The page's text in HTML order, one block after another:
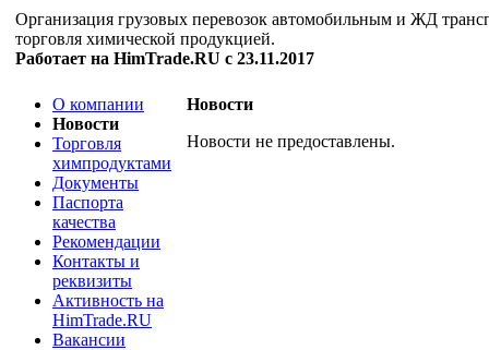
Организация грузовых перевозок автомобильным и ЖД
торговля химической продукцией.
Работает на HimTrade.RU с 23.11.2017
О компании
Новости
Торговля
химпродуктами
Документы
Паспорта
качества
Рекомендации
Контакты и
реквизиты
Активность на
HimTrade.RU
Вакансии
Новости
Новости не предоставлены.